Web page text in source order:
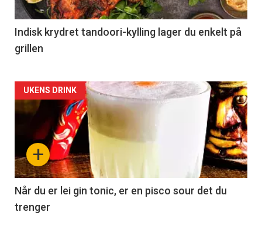
Indisk krydret tandoori-kylling lager du enkelt på
grillen
Forsiden
akkurat
nå
-
2
+
UKENS DRINK
Når du er lei gin tonic, er en pisco sour det du
trenger